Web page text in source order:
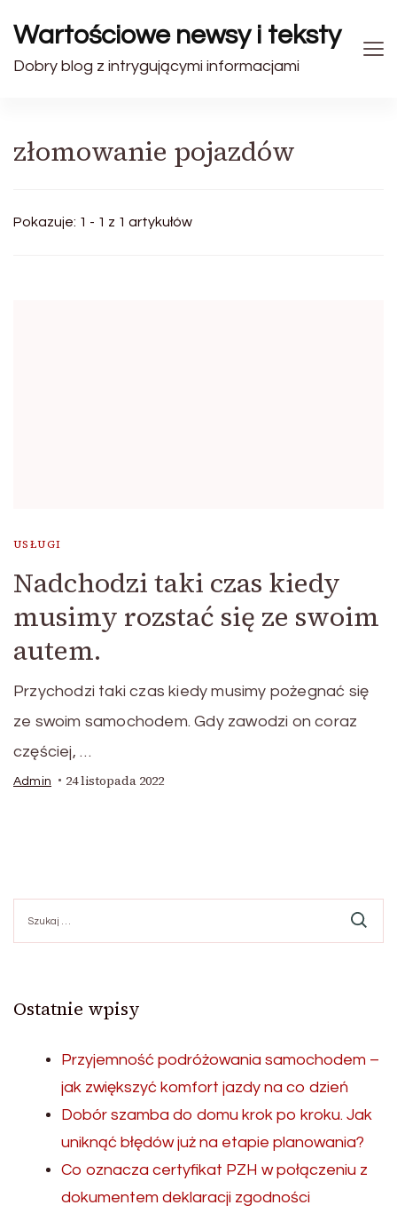
Wartościowe newsy i teksty
Dobry blog z intrygującymi informacjami
złomowanie pojazdów
Pokazuje: 1 - 1 z 1 artykułów
USŁUGI
Nadchodzi taki czas kiedy
musimy rozstać się ze swoim
autem.
Przychodzi taki czas kiedy musimy pożegnać się
ze swoim samochodem. Gdy zawodzi on coraz
częściej, …
Admin 24 listopada 2022
Ostatnie wpisy
Przyjemność podróżowania samochodem –
jak zwiększyć komfort jazdy na co dzień
Dobór szamba do domu krok po kroku. Jak
uniknąć błędów już na etapie planowania?
Co oznacza certyfikat PZH w połączeniu z
dokumentem deklaracji zgodności